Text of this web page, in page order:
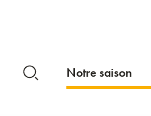
Notre saison